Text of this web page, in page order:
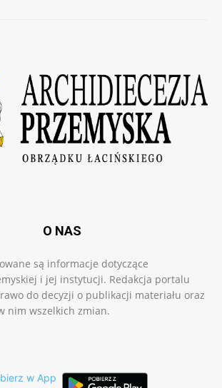
O NAS
są informacje dotyczące
i jej instytucji. Redakcja portalu
do decyzji o publikacji materiału oraz
nim wszelkich zmian.